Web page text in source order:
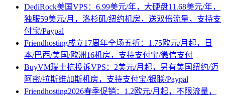
DediRock美国VPS：6.99美元/年，大硬盘11.68美元/年，
独服59美元/月，洛杉矶/纽约机房，送双倍流量，支持支
付宝/Paypal
Friendhosting成立17周年全场五折：1.75欧元/月起，日
本/巴西/美国/欧洲16机房，支持支付宝/微信支付
BuyVM瑞士抗投诉VPS：2美元/月起，另有美国纽约/迈
阿密/拉斯维加斯机房，支持支付宝/银联/Paypal
Friendhosting2026春季促销：1.2欧元/月起，不限流量，